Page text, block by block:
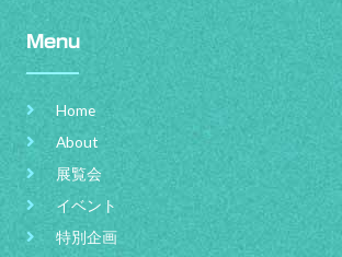
Menu
Home
About
展覧会
イベント
特別企画